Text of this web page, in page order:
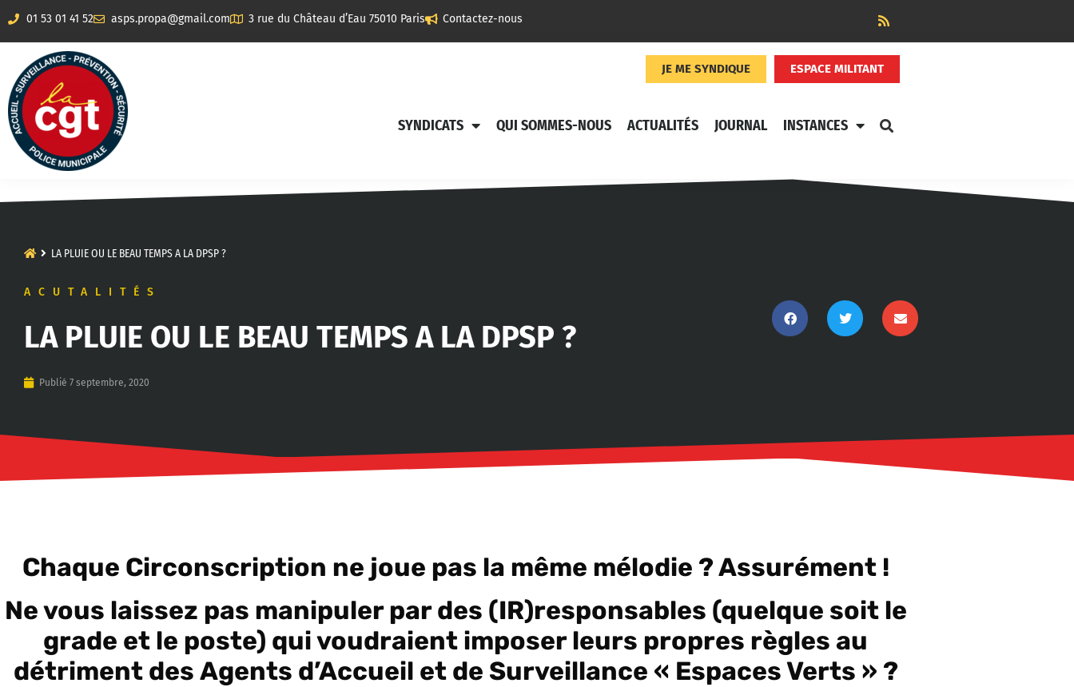
01 53 01 41 52 asps.propa@gmail.com 3 rue du Château d’Eau 75010 Paris Contactez-nous
JE ME SYNDIQUE ESPACE MILITANT
SYNDICATS QUI SOMMES-NOUS ACTUALITÉS JOURNAL INSTANCES
LA PLUIE OU LE BEAU TEMPS A LA DPSP ?
ACUTALITÉS
LA PLUIE OU LE BEAU TEMPS A LA DPSP ?
Publié 7 septembre, 2020
Chaque Circonscription ne joue pas la même mélodie ? Assurément !
Ne vous laissez pas manipuler par des (IR)responsables (quelque soit le
grade et le poste) qui voudraient imposer leurs propres règles au
détriment des Agents d’Accueil et de Surveillance « Espaces Verts » ?